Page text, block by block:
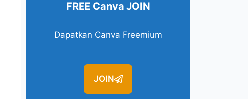
FREE Canva JOIN
Dapatkan Canva Freemium
JOIN